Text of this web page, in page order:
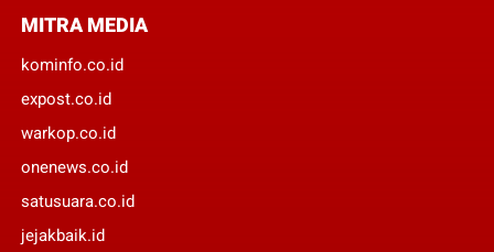
MITRA MEDIA
kominfo.co.id
expost.co.id
warkop.co.id
onenews.co.id
satusuara.co.id
jejakbaik.id